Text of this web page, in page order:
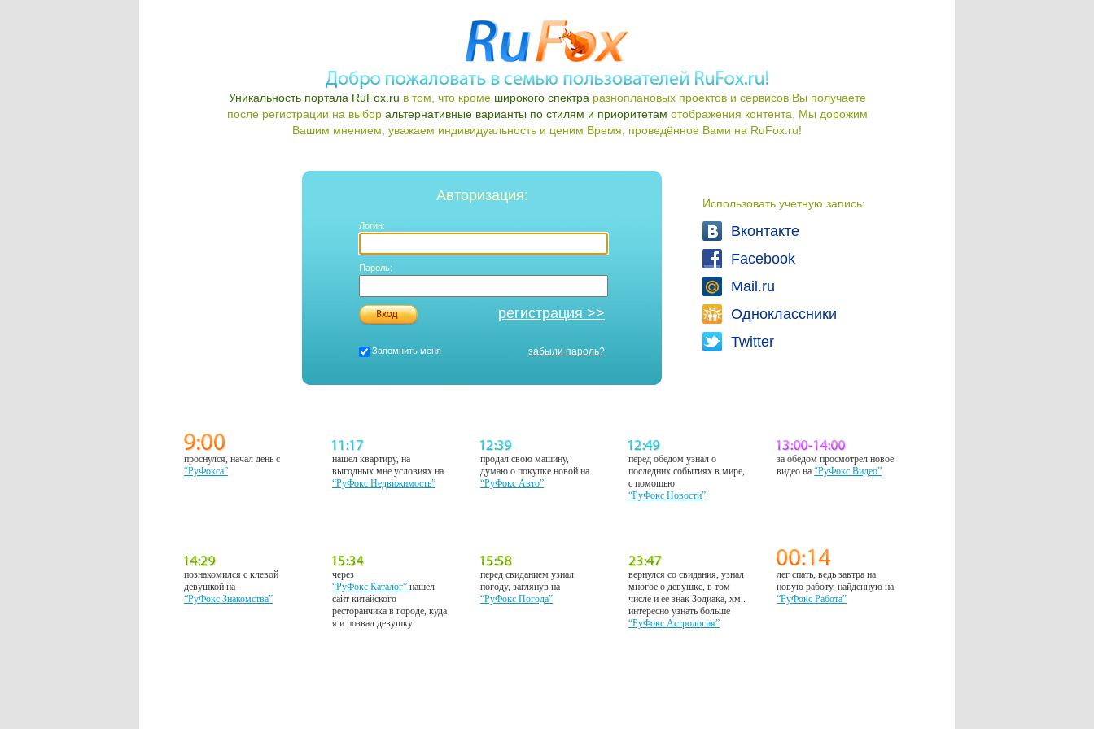
Уникальность портала RuFox.ru в том, что кроме широкого спектра разноплановых проектов и сервисов Вы получаете
после регистрации на выбор альтернативные варианты по стилям и приоритетам отображения контента. Мы дорожим
Вашим мнением, уважаем индивидуальность и ценим Время, проведённое Вами на RuFox.ru!
Использовать учетную запись:
Вконтакте
Facebook
Mail.ru
Одноклассники
Twitter
Авторизация:
Логин:
Пароль:
регистрация >>
Запомнить меня забыли пароль?
проснулся, начал день с
“РуФокса”
нашел квартиру, на
выгодных мне условиях на
“РуФокс Недвижимость”
продал свою машину,
думаю о покупке новой на
“РуФокс Авто”
перед обедом узнал о
последних событиях в мире,
с помошью
“РуФокс Новости”
за обедом просмотрел новое
видео на“РуФокс Видео”
познакомился с клевой
девушкой на
“РуФокс Знакомства”
через
“РуФокс Каталог”нашел
сайт китайского
ресторанчика в городе, куда
я и позвал девушку
перед свиданием узнал
погоду, заглянув на
“РуФокс Погода”
вернулся со свидания, узнал
многое о девушке, в том
числе и ее знак Зодиака, хм..
интересно узнать больше
“РуФокс Астрология”
лег спать, ведь завтра на
новую работу, найденную на
“РуФокс Работа”